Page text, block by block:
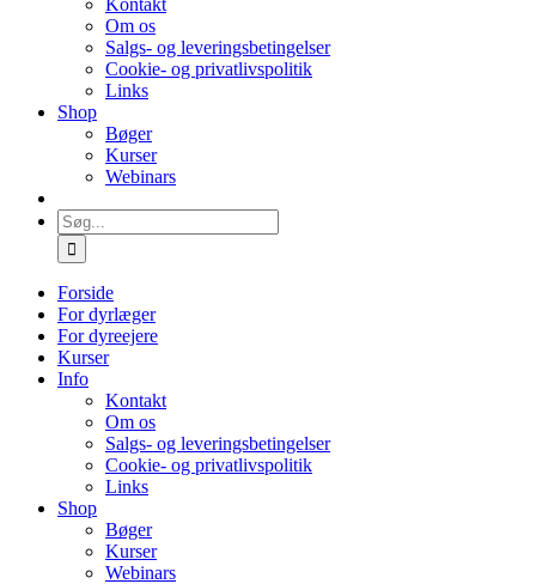
Kontakt
Om os
Salgs- og leveringsbetingelser
Cookie- og privatlivspolitik
Links
Shop
Bøger
Kurser
Webinars
Søg
efter:
Forside
For dyrlæger
For dyreejere
Kurser
Info
Kontakt
Om os
Salgs- og leveringsbetingelser
Cookie- og privatlivspolitik
Links
Shop
Bøger
Kurser
Webinars